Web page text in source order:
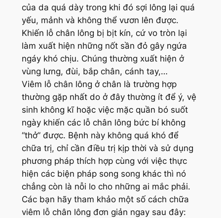
của da quá dày trong khi đó sợi lông lại quá
yếu, mảnh và không thể vươn lên được.
Khiến lỗ chân lông bị bịt kín, cứ vo tròn lại
làm xuất hiện những nốt sần đỏ gây ngứa
ngáy khó chịu. Chúng thường xuất hiện ở
vùng lưng, đùi, bắp chân, cánh tay,…
Viêm lỗ chân lông ở chân là trường hợp
thường gặp nhất do ở đây thường ít để ý, vệ
sinh không kĩ hoặc việc mặc quần bó suốt
ngày khiến các lỗ chân lông bức bí không
“thở” được. Bệnh này không quá khó để
chữa trị, chỉ cần điều trị kịp thời và sử dụng
phương pháp thích hợp cùng với việc thực
hiện các biện pháp song song khác thì nó
chẳng còn là nỗi lo cho những ai mắc phải.
Các bạn hãy tham khảo một số cách chữa
viêm lỗ chân lông đơn giản ngay sau đây: